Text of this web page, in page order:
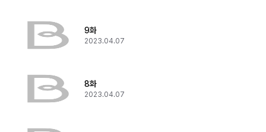
9화
2023.04.07
8화
2023.04.07